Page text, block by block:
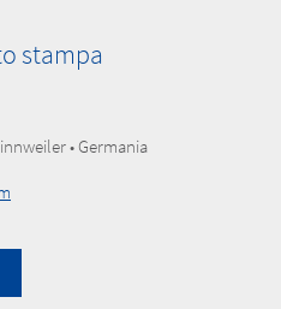
stampa
• Germania